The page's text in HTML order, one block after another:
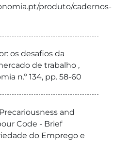
produto/cadernos-
os desafios da
de trabalho ,
n.º 134, pp. 58-60
and
Code - Brief
do Emprego e